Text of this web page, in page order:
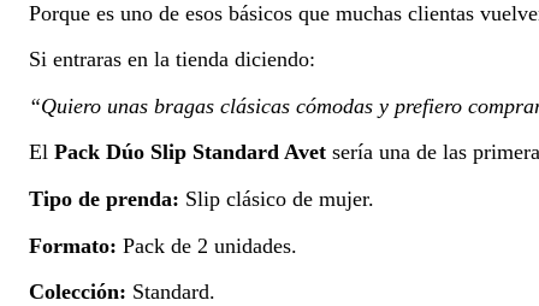
Porque es uno de esos básicos que muchas clientas
Si entraras en la tienda diciendo:
“Quiero unas bragas clásicas cómodas y prefiero
El Pack Dúo Slip Standard Avet sería una de las
Tipo de prenda: Slip clásico de mujer.
Formato: Pack de 2 unidades.
Colección: Standard.